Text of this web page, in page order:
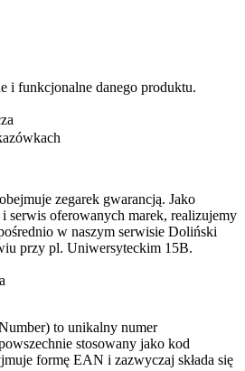
i funkcjonalne danego produktu.
zegarek gwarancją. Jako
serwis oferowanych marek, realizujemy
w naszym serwisie Doliński
przy pl. Uniwersyteckim 15B.
to unikalny numer
stosowany jako kod
formę EAN i zazwyczaj składa się